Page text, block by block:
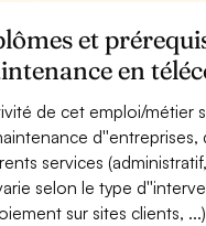
et
en
de cet emploi/métier
d''entreprises,
services
selon le type
sur sites clients,